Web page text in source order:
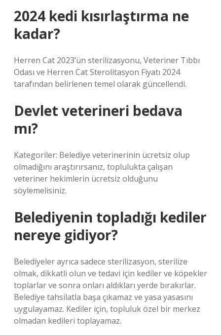
2024 kedi kısırlaştırma ne
kadar?
Herren Cat 2023’ün sterilizasyonu, Veteriner Tıbbı
Odası ve Herren Cat Sterolitasyon Fiyatı 2024
tarafından belirlenen temel olarak güncellendi.
Devlet veterineri bedava
mı?
Kategoriler: Belediye veterinerinin ücretsiz olup
olmadığını araştırırsanız, toplulukta çalışan
veteriner hekimlerin ücretsiz olduğunu
söylemelisiniz.
Belediyenin topladığı kediler
nereye gidiyor?
Belediyeler ayrıca sadece sterilizasyon, sterilize
olmak, dikkatli olun ve tedavi için kediler ve köpekler
toplarlar ve sonra onları aldıkları yerde bırakırlar.
Belediye tahsilatla başa çıkamaz ve yasa yasasını
uygulayamaz. Kediler için, topluluk özel bir merkez
olmadan kedileri toplayamaz.